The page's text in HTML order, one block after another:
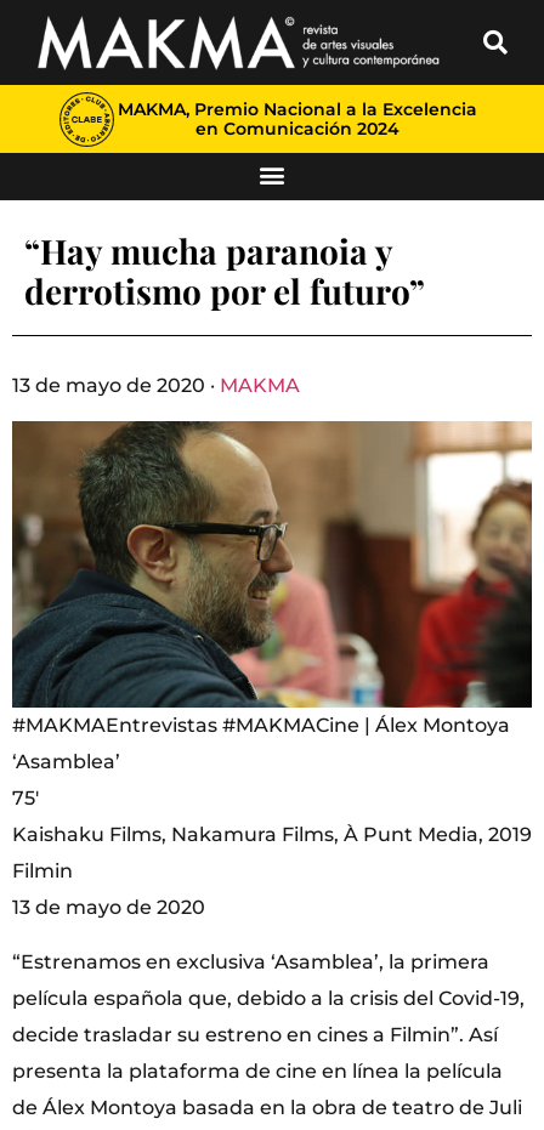
MAKMA, Premio Nacional a la Excelencia
en Comunicación 2024
“Hay mucha paranoia y
derrotismo por el futuro”
13 de mayo de 2020 · MAKMA
#MAKMAEntrevistas #MAKMACine | Álex Montoya
‘Asamblea’
75′
Kaishaku Films, Nakamura Films, À Punt Media, 2019
Filmin
13 de mayo de 2020
“Estrenamos en exclusiva ‘Asamblea’, la primera
película española que, debido a la crisis del Covid-19,
decide trasladar su estreno en cines a Filmin”. Así
presenta la plataforma de cine en línea la película
de Álex Montoya basada en la obra de teatro de Juli